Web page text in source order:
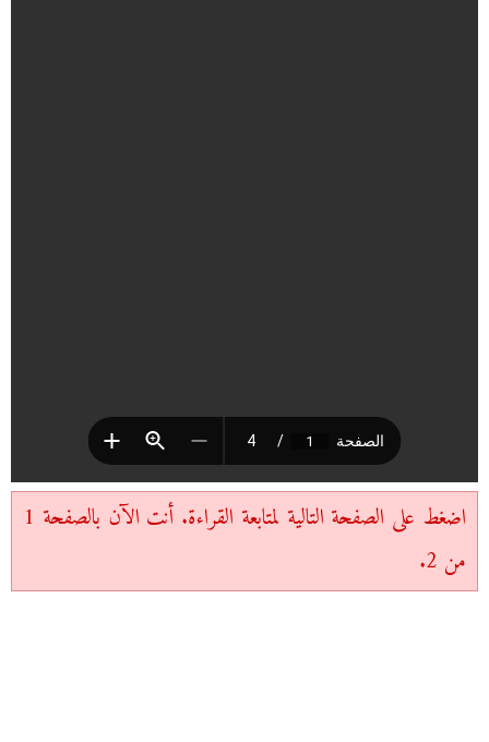
اضغط على الصفحة التالية لمتابعة القراءة. أنت الآن بالصفحة 1
من 2.